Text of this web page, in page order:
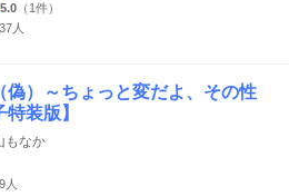
5.0 （1件）
人
偽）～ちょっと変だよ、その性
装版】
もなか
人